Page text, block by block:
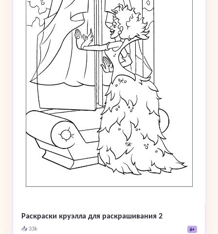
Раскраски круэлла для раскрашивания 2
📥 33k 6+